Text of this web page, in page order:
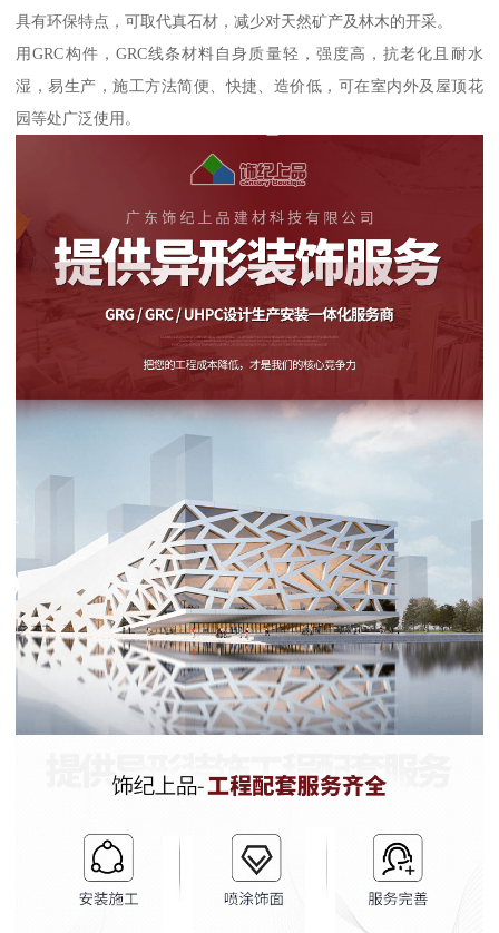
具有环保特点，可取代真石材，减少对天然矿产及林木的开采。
用GRC构件，GRC线条材料自身质量轻，强度高，抗老化且耐水
湿，易生产，施工方法简便、快捷、造价低，可在室内外及屋顶花
园等处广泛使用。